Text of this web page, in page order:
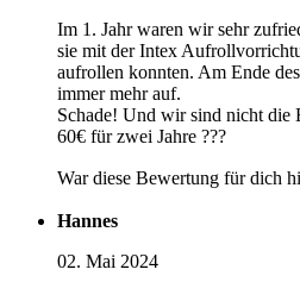
Im 1. Jahr waren wir sehr
sie mit der Intex
aufrollen konnten. Am Ende
immer mehr auf.
Schade! Und wir sind nicht die
60€ für zwei Jahre ???
War diese Bewertung für dich
Hannes
02. Mai 2024